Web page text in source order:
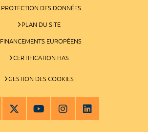
PROTECTION DES DONNÉES
PLAN DU SITE
FINANCEMENTS EUROPÉENS
CERTIFICATION HAS
GESTION DES COOKIES